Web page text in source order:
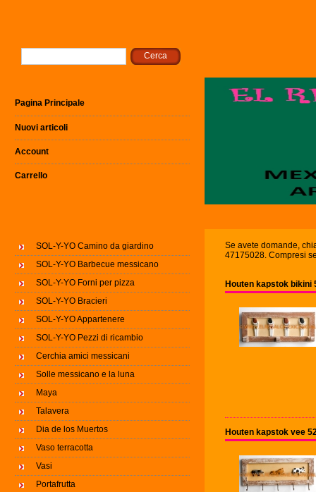
Pagina Principale
Nuovi articoli
Account
Carrello
SOL-Y-YO Camino da giardino
SOL-Y-YO Barbecue messicano
SOL-Y-YO Forni per pizza
SOL-Y-YO Bracieri
SOL-Y-YO Appartenere
SOL-Y-YO Pezzi di ricambio
Cerchia amici messicani
Solle messicano e la luna
Maya
Talavera
Dia de los Muertos
Vaso terracotta
Vasi
Portafrutta
Se avete domande,
47175028. Compresi
Houten kapstok bikini
Houten kapstok vee